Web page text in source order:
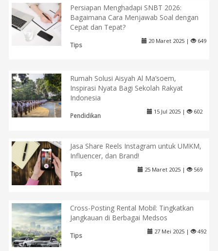
Persiapan Menghadapi SNBT 2026:
Bagaimana Cara Menjawab Soal dengan
Cepat dan Tepat?
Tips
20 Maret 2025 | 649
Rumah Solusi Aisyah Al Ma’soem,
Inspirasi Nyata Bagi Sekolah Rakyat
Indonesia
Pendidikan
15 Jul 2025 | 602
Jasa Share Reels Instagram untuk UMKM,
Influencer, dan Brand!
Tips
25 Maret 2025 | 569
Cross-Posting Rental Mobil: Tingkatkan
Jangkauan di Berbagai Medsos
Tips
27 Mei 2025 | 492